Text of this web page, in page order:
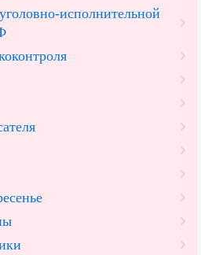
исполнительной